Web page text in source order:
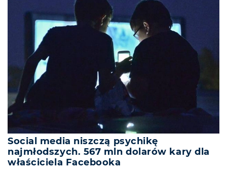
Social media niszczą psychikę
najmłodszych. 567 mln dolarów kary dla
właściciela Facebooka